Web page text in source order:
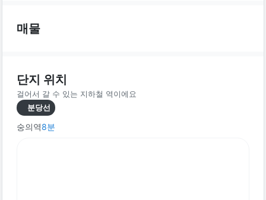
매물
단지 위치
걸어서 갈 수 있는 지하철 역이에요
분당선
숭의역8분